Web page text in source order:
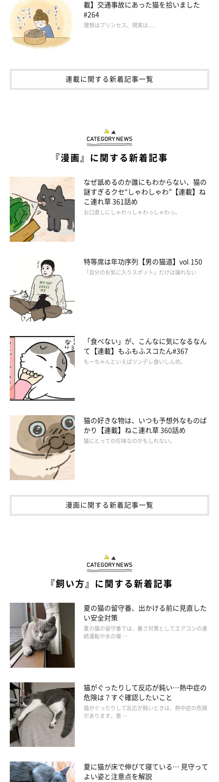
載】交通事故にあった猫を拾いました
#264
理想はプリンセス、現実は.....
連載に関する新着記事一覧
『漫画』に関する新着記事
なぜ舐めるのか誰にもわからない、猫の
謎すぎるクセ“しゃわしゃわ”【連載】ね
こ連れ草 361話め
お口直しにしゃわっしゃわっしゃわっ。
特等席は年功序列【男の猫道】vol.150
「自分のお気に入りスポット」だけは譲れない
「食べない」が、こんなに気になるなん
て【連載】もふもふスコたん#367
もーちゃんといえばツンデレ食いしん坊。
猫の好きな物は、いつも予想外なものば
かり【連載】ねこ連れ草 360話め
猫にとっての珍味なのかもしれない。
漫画に関する新着記事一覧
『飼い方』に関する新着記事
夏の猫の留守番、出かける前に見直した
い安全対策
夏の猫の留守番では、暑さ対策としてエアコンの連
続運転や水の複 …
猫がぐったりして反応が鈍い…熱中症の
危険は？すぐ確認したいこと
猫がぐったりして反応が鈍いときは、熱中症の危険
があります。意 …
夏に猫が床で伸びて寝ている… 見守って
よい姿と注意点を解説